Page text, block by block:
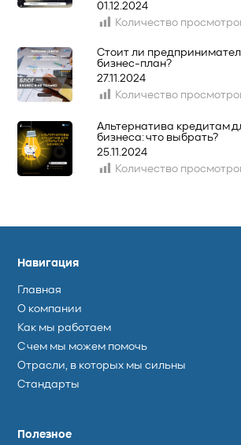
01.12.2024
Количество
Стоит ли
бизнес-план?
27.11.2024
Количество
Альтернатива кредитам
бизнеса: что выбрать?
25.11.2024
Количество
Навигация
Главная
О компании
Как мы работаем
С чем мы можем помочь
Отрасли, в которых мы сильны
Стандарты
Полезное